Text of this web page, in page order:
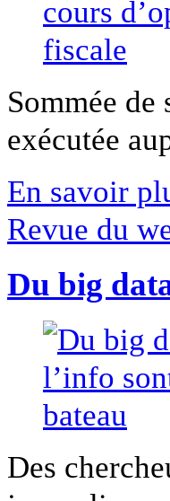
Sommée
exécutée
En savoir
Revue du
Du big
Des